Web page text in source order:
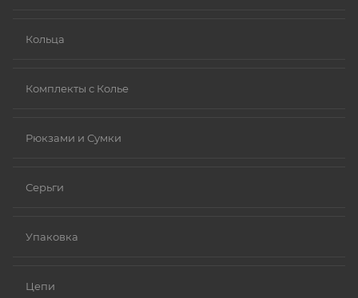
Кольца
Комплекты с Колье
Рюкзами и Сумки
Серьги
Упаковка
Цепи